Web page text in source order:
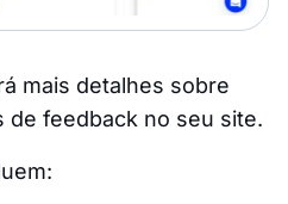
mais detalhes sobre
de feedback no seu site.